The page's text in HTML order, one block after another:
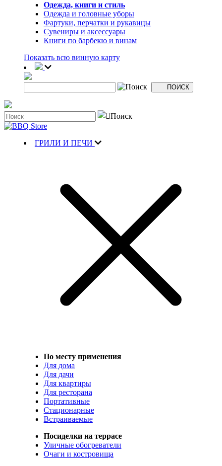
Одежда, книги и стиль
Одежда и головные уборы
Фартуки, перчатки и рукавицы
Сувениры и аксессуары
Книги по барбекю и винам
Показать всю винную карту
ГРИЛИ И ПЕЧИ
По месту применения
Для дома
Для дачи
Для квартиры
Для ресторана
Портативные
Стационарные
Встраиваемые
Посиделки на террасе
Уличные обогреватели
Очаги и костровища